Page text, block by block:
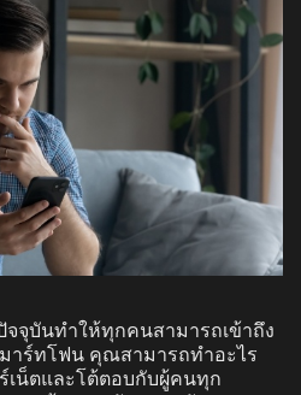
จจุบันทำให้ทุกคนสามารถเข้าถึง
าร์ทโฟน คุณสามารถทำอะไร
เน็ตและโต้ตอบกับผู้คนทุก